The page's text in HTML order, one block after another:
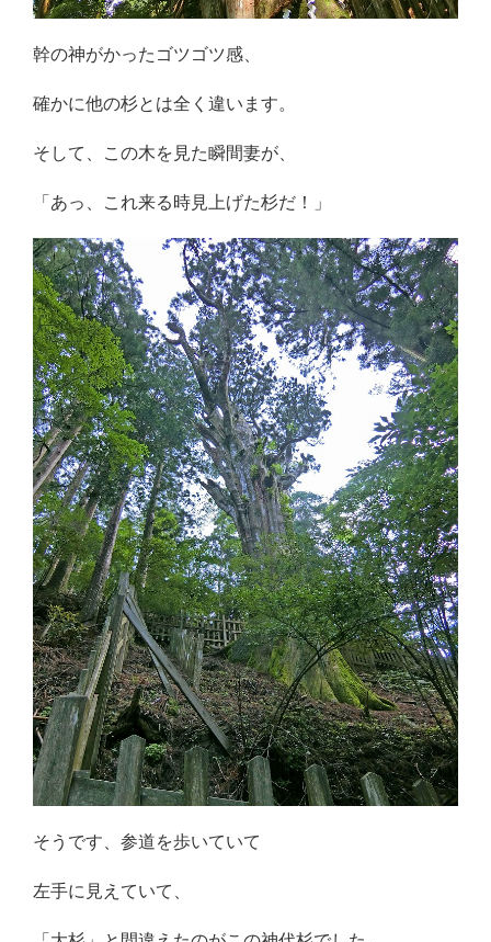
幹の神がかったゴツゴツ感、
確かに他の杉とは全く違います。
そして、この木を見た瞬間妻が、
「あっ、これ来る時見上げた杉だ！」
そうです、参道を歩いていて
左手に見えていて、